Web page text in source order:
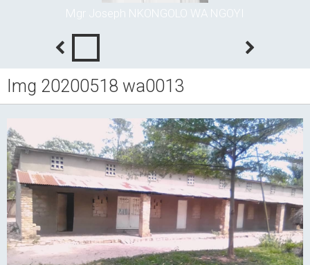
Mgr Joseph NKONGOLO WA NGOYI
Img 20200518 wa0013